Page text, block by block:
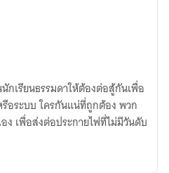
กเรียนธรรมดาให้ต้องต่อสู้กันเพื่อ
อระบบ ใครกันแน่ที่ถูกต้อง พวก
ง เพื่อส่งต่อประกายไฟที่ไม่มีวันดับ